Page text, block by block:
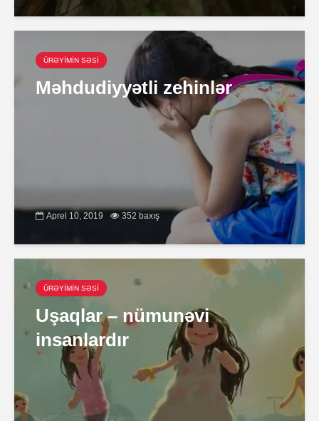
ÜRƏYİMİN SƏSİ
Məhdudiyyətli zehinlər
Aprel 10, 2019 352 baxış
ÜRƏYİMİN SƏSİ
Uşaqlar – nümunəvi
insanlardır